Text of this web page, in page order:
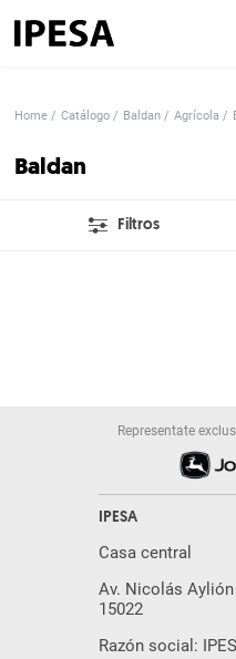
Home Catálogo Baldan Agrícola
Baldan
Filtros
Representate
IPESA
Casa central
Av. Nicolás Aylión
15022
Razón social: